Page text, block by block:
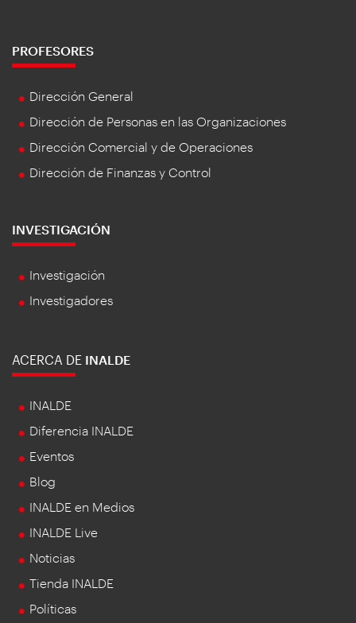
PROFESORES
Dirección General
Dirección de Personas en las Organizaciones
Dirección Comercial y de Operaciones
Dirección de Finanzas y Control
INVESTIGACIÓN
Investigación
Investigadores
ACERCA DE INALDE
INALDE
Diferencia INALDE
Eventos
Blog
INALDE en Medios
INALDE Live
Noticias
Tienda INALDE
Políticas